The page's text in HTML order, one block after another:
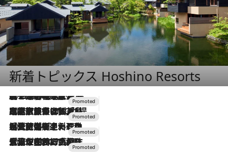
新着トピックス Hoshino Resorts
2026.8.7
【トンボの足水浴】ヒノキの香りに包まれて涼感マックス！約13℃の湧水かけ流しを避暑地「星野温泉 トンボの湯」で体験
2026.7.31
【ホテル帰省】という選択肢をOMOが提案。家族とほどよい距離を保つには「昼は実家、夜は気兼ねなくホテルで！」
2026.7.24
【夏限定ディナーコース】旬を迎える稚鮎や花ズッキーニなどをイタリア・トスカーナの郷土料理の手法で満喫！
2026.7.17
「土佐和ハーブかき氷」がOMO7高知に登場！生姜、山椒、大葉など目にも舌にも涼を呼ぶ郷土の味